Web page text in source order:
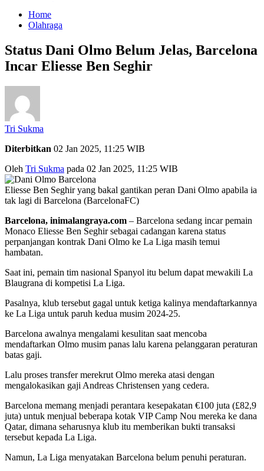
Home
Olahraga
Status Dani Olmo Belum Jelas, Barcelona
Incar Eliesse Ben Seghir
Tri Sukma
Diterbitkan 02 Jan 2025, 11:25 WIB
Oleh Tri Sukma pada 02 Jan 2025, 11:25 WIB
Eliesse Ben Seghir yang bakal gantikan peran Dani Olmo apabila ia
tak lagi di Barcelona (BarcelonaFC)
Barcelona, inimalangraya.com – Barcelona sedang incar pemain
Monaco Eliesse Ben Seghir sebagai cadangan karena status
perpanjangan kontrak Dani Olmo ke La Liga masih temui
hambatan.
Saat ini, pemain tim nasional Spanyol itu belum dapat mewakili La
Blaugrana di kompetisi La Liga.
Pasalnya, klub tersebut gagal untuk ketiga kalinya mendaftarkannya
ke La Liga untuk paruh kedua musim 2024-25.
Barcelona awalnya mengalami kesulitan saat mencoba
mendaftarkan Olmo musim panas lalu karena pelanggaran peraturan
batas gaji.
Lalu proses transfer merekrut Olmo mereka atasi dengan
mengalokasikan gaji Andreas Christensen yang cedera.
Barcelona memang menjadi perantara kesepakatan €100 juta (£82,9
juta) untuk menjual beberapa kotak VIP Camp Nou mereka ke dana
Qatar, dimana seharusnya klub itu memberikan bukti transaksi
tersebut kepada La Liga.
Namun, La Liga menyatakan Barcelona belum penuhi peraturan.